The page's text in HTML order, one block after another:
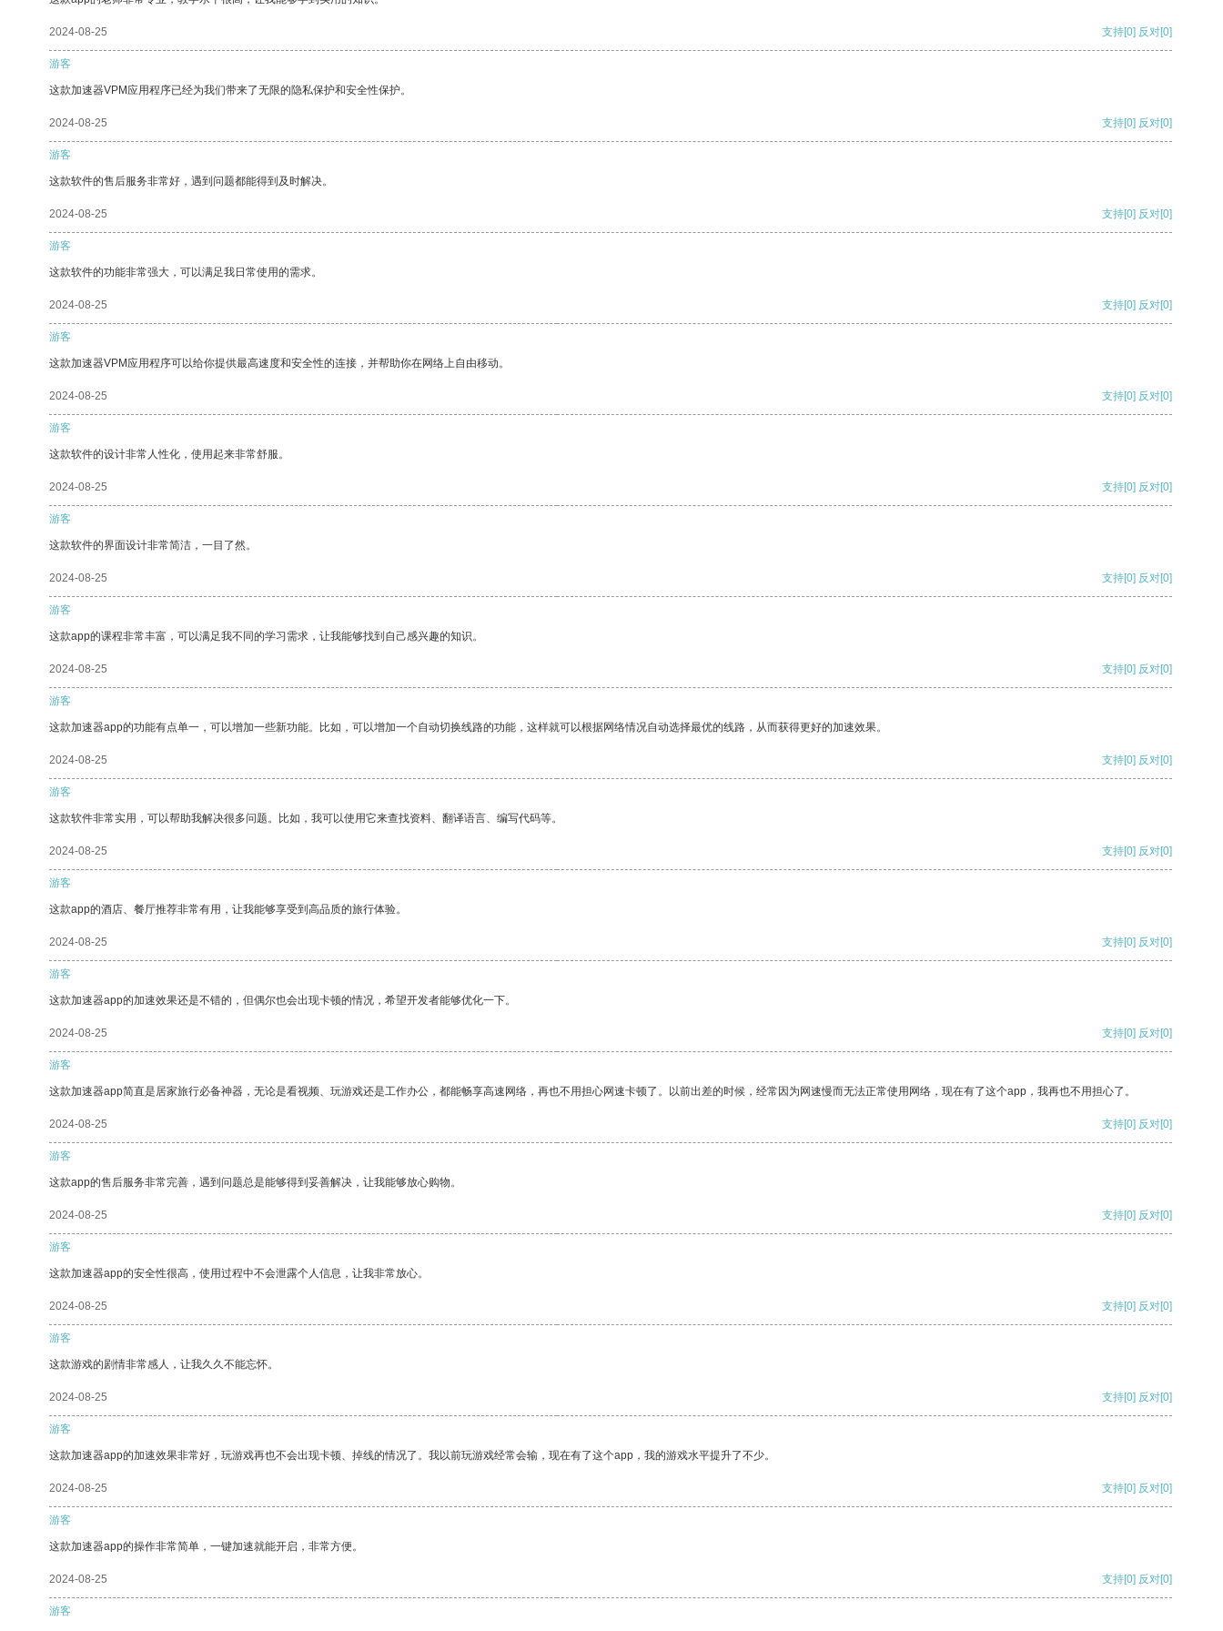
2024-08-25 支持[0] 反对[0]
游客
这款加速器VPM应用程序已经为我们带来了无限的隐私保护和安全性保护。
2024-08-25 支持[0] 反对[0]
游客
这款软件的售后服务非常好，遇到问题都能得到及时解决。
2024-08-25 支持[0] 反对[0]
游客
这款软件的功能非常强大，可以满足我日常使用的需求。
2024-08-25 支持[0] 反对[0]
游客
这款加速器VPM应用程序可以给你提供最高速度和安全性的连接，并帮助你在网络上自由移动。
2024-08-25 支持[0] 反对[0]
游客
这款软件的设计非常人性化，使用起来非常舒服。
2024-08-25 支持[0] 反对[0]
游客
这款软件的界面设计非常简洁，一目了然。
2024-08-25 支持[0] 反对[0]
游客
这款app的课程非常丰富，可以满足我不同的学习需求，让我能够找到自己感兴趣的知识。
2024-08-25 支持[0] 反对[0]
游客
这款加速器app的功能有点单一，可以增加一些新功能。比如，可以增加一个自动切换线路的功能，这样就可以根据网络情况自动选择最优的线路，从而获得更好的加速效果。
2024-08-25 支持[0] 反对[0]
游客
这款软件非常实用，可以帮助我解决很多问题。比如，我可以使用它来查找资料、翻译语言、编写代码等。
2024-08-25 支持[0] 反对[0]
游客
这款app的酒店、餐厅推荐非常有用，让我能够享受到高品质的旅行体验。
2024-08-25 支持[0] 反对[0]
游客
这款加速器app的加速效果还是不错的，但偶尔也会出现卡顿的情况，希望开发者能够优化一下。
2024-08-25 支持[0] 反对[0]
游客
这款加速器app简直是居家旅行必备神器，无论是看视频、玩游戏还是工作办公，都能畅享高速网络，再也不用担心网速卡顿了。以前出差的时候，经常因为网速慢而无法正常使用网络，现在有了这个app，我再也不用担心了。
2024-08-25 支持[0] 反对[0]
游客
这款app的售后服务非常完善，遇到问题总是能够得到妥善解决，让我能够放心购物。
2024-08-25 支持[0] 反对[0]
游客
这款加速器app的安全性很高，使用过程中不会泄露个人信息，让我非常放心。
2024-08-25 支持[0] 反对[0]
游客
这款游戏的剧情非常感人，让我久久不能忘怀。
2024-08-25 支持[0] 反对[0]
游客
这款加速器app的加速效果非常好，玩游戏再也不会出现卡顿、掉线的情况了。我以前玩游戏经常会输，现在有了这个app，我的游戏水平提升了不少。
2024-08-25 支持[0] 反对[0]
游客
这款加速器app的操作非常简单，一键加速就能开启，非常方便。
2024-08-25 支持[0] 反对[0]
游客